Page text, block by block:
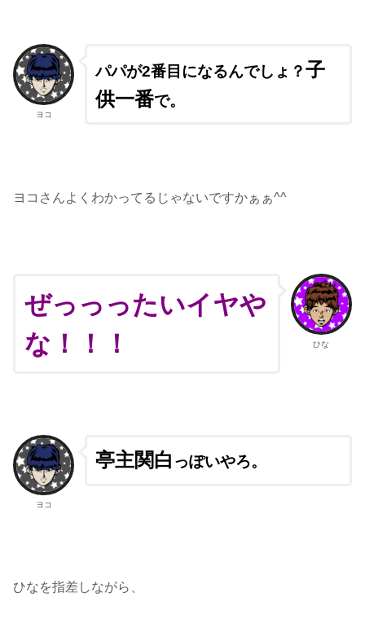
ヨコ
パパが2番目になるんでしょ？子
供一番で。
ヨコさんよくわかってるじゃないですかぁぁ^^
ひな
ぜっっったいイヤや
な！！！
ヨコ
亭主関白 っぽいやろ。
ひなを指差しながら、